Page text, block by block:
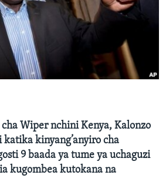
Wiper nchini Kenya, Kalonzo
kinyang’anyiro cha
9 baada ya tume ya uchaguzi
kugombea kutokana na